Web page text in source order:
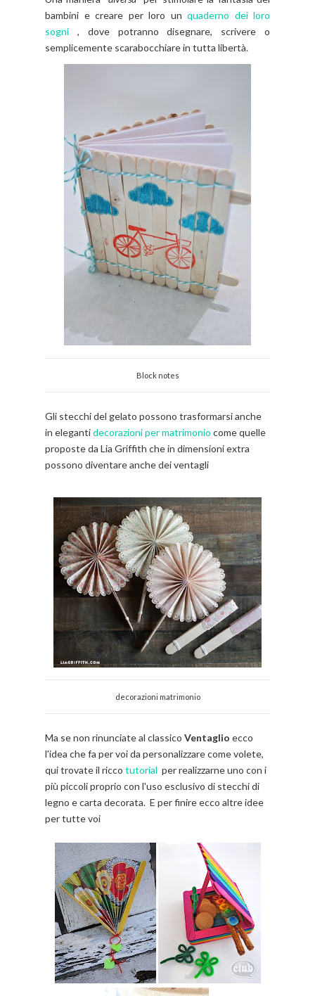
bambini e creare per loro un quaderno dei loro
sogni , dove potranno disegnare, scrivere o
semplicemente scarabocchiare in tutta libertà.
Block notes
Gli stecchi del gelato possono trasformarsi anche
in elegantidecorazioni per matrimonio come quelle
proposte da Lia Griffith che in dimensioni extra
possono diventare anche dei ventagli
decorazioni matrimonio
Ma se non rinunciate al classico Ventaglio ecco
l'idea che fa per voi da personalizzare come volete,
qui trovate il ricco tutorial per realizzarne uno con i
più piccoli proprio con l'uso esclusivo di stecchi di
legno e carta decorata. E per finire ecco altre idee
per tutte voi